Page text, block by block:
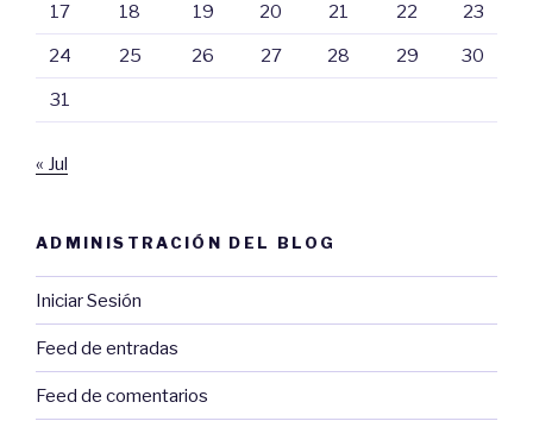
17 18 19 20 21 22 23
24 25 26 27 28 29 30
31
« Jul
ADMINISTRACIÓN DEL BLOG
Iniciar Sesión
Feed de entradas
Feed de comentarios